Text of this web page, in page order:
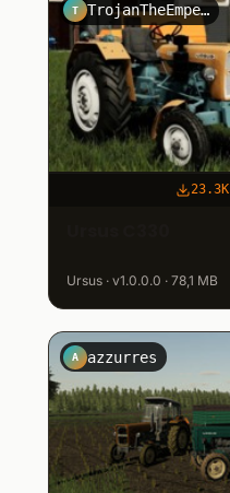
T TrojanTheEmperor
23.3K
Ursus · v1.0.0.0 · 78,1 MB
A azzurres